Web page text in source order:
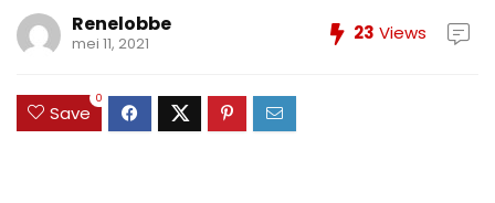
Renelobbe
mei 11, 2021 23 Views
Save
0